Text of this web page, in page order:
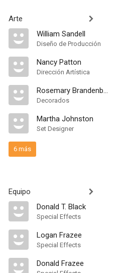
Arte
William Sandell
Diseño de Producción
Nancy Patton
Dirección Artística
Rosemary Brandenburg
Decorados
Martha Johnston
Set Designer
6 más
Equipo
Donald T. Black
Special Effects
Logan Frazee
Special Effects
Donald Frazee